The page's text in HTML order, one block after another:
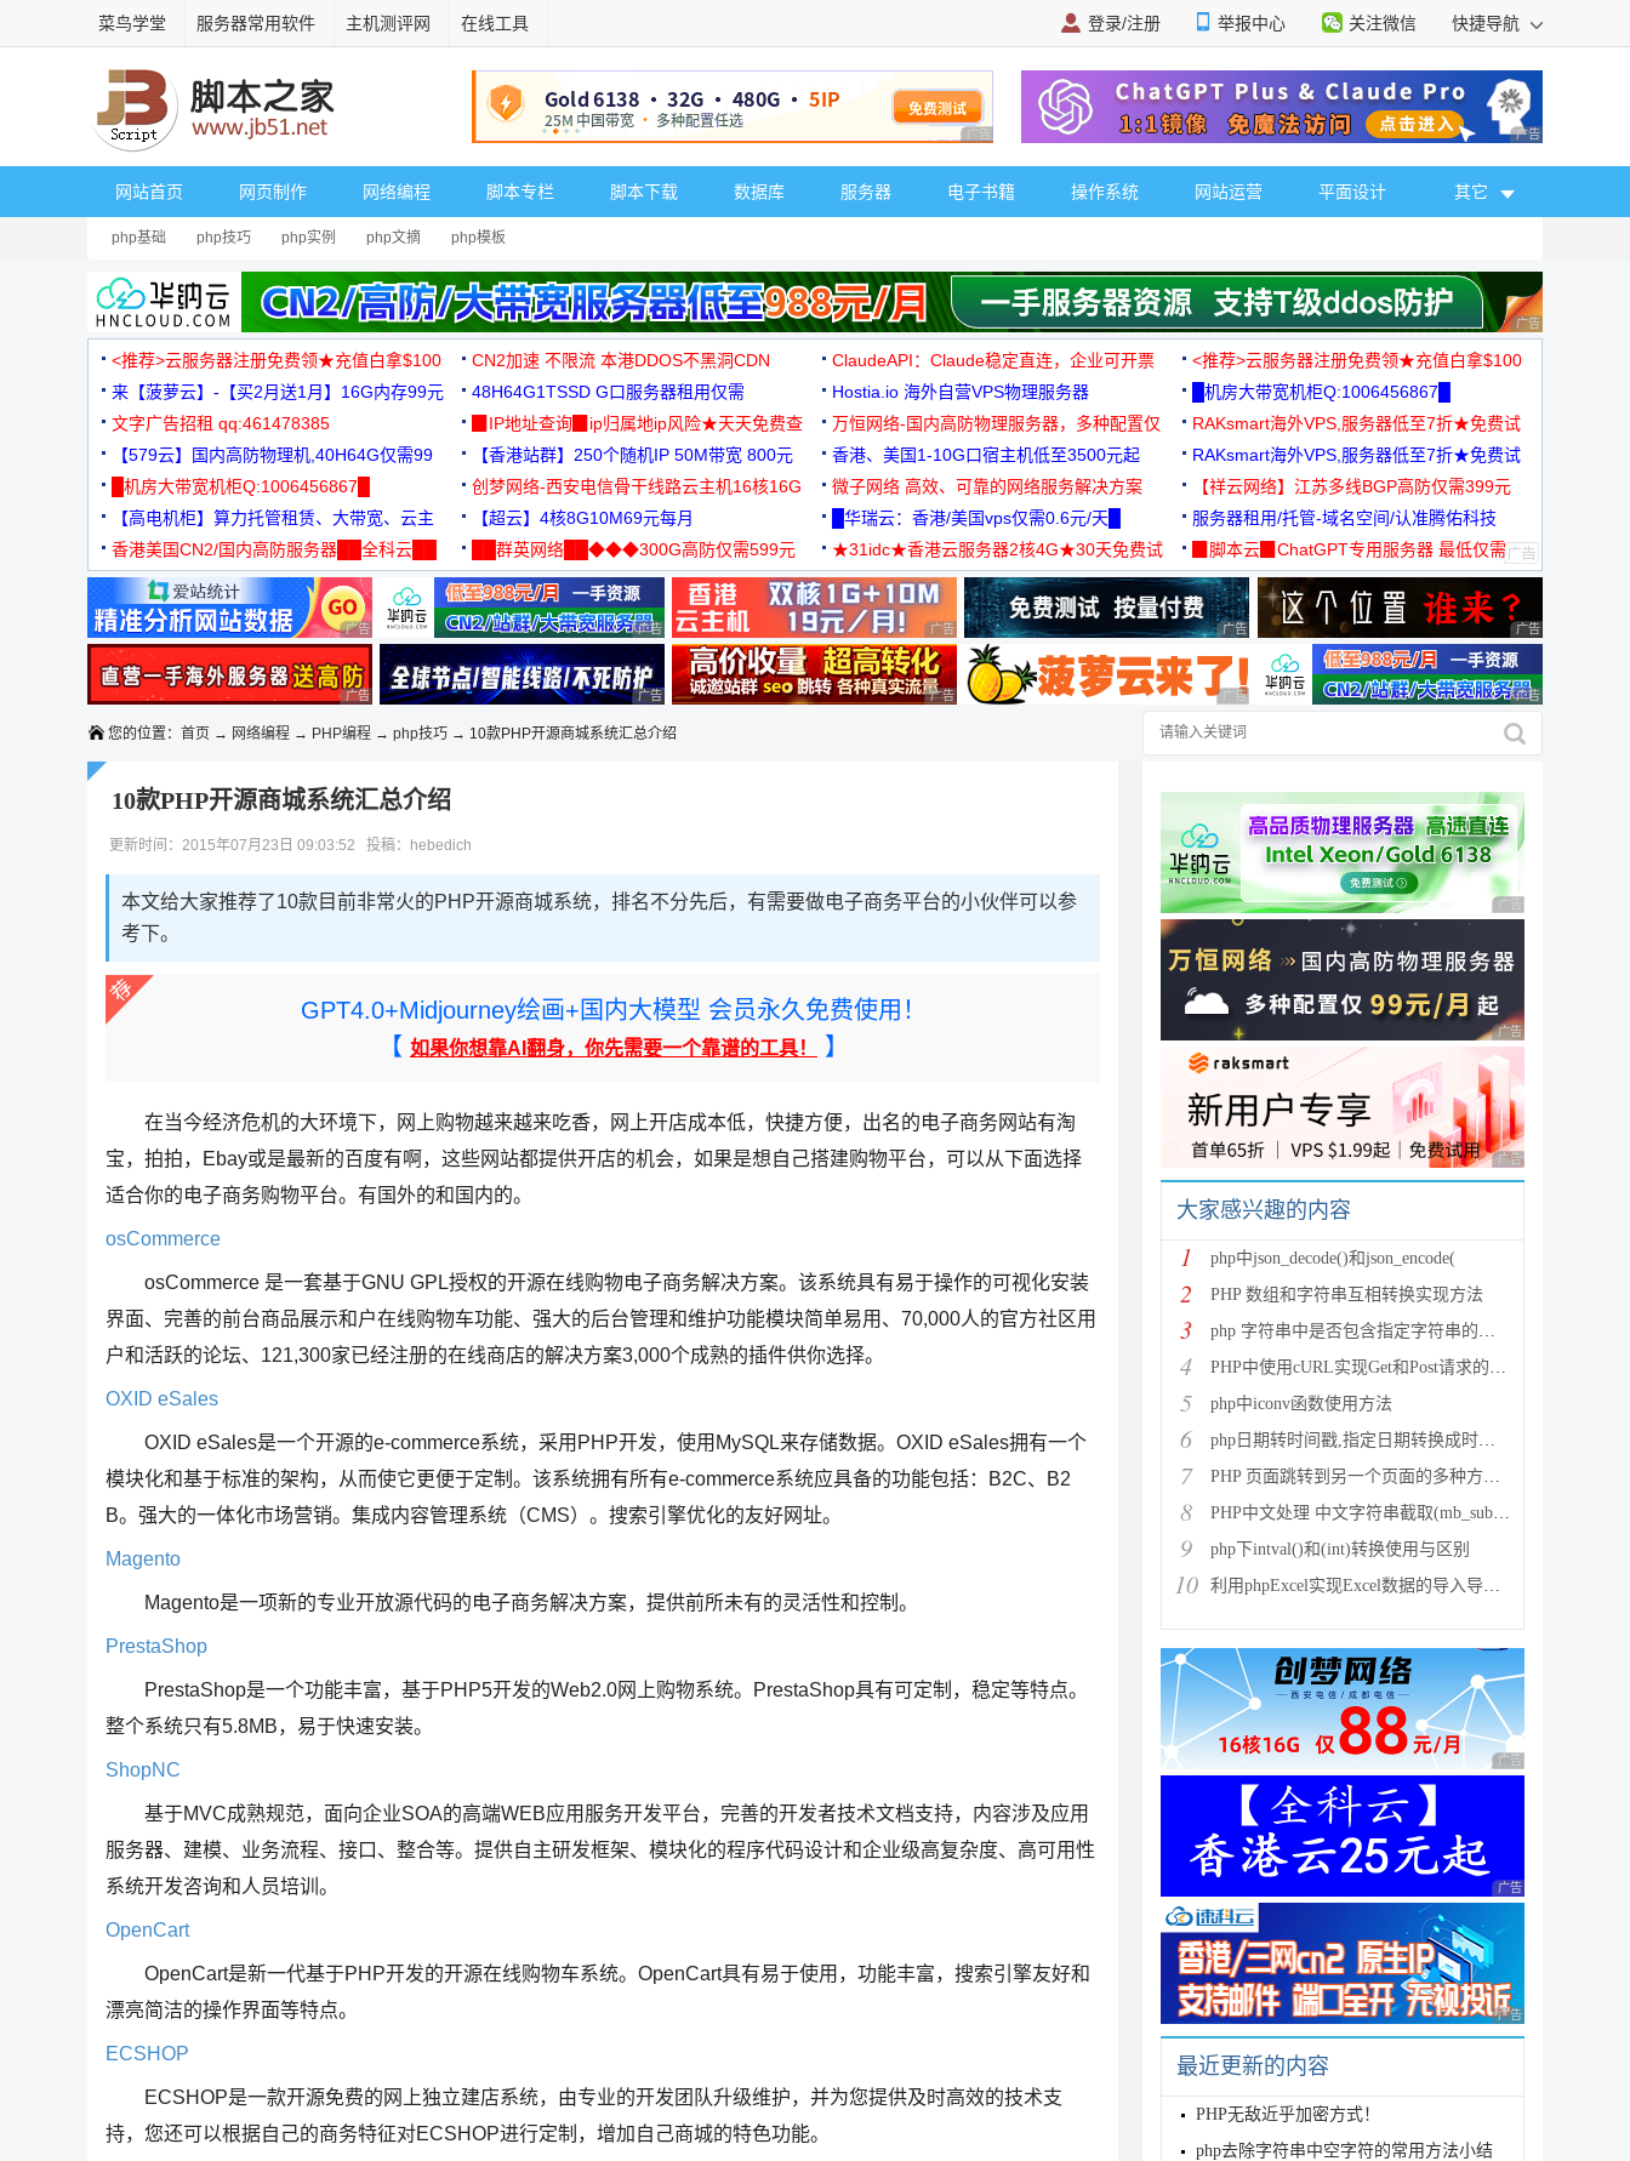
菜鸟学堂 服务器常用软件 主机测评网 在线工具 登录/注册 举报中心 关注微信 快捷导航
广告 商业广告，理性选择 广告 商业广告，理
网站首页 网页制作 网络编程 脚本专栏 脚本下载 数据库 服务器 电子书籍 操作系统 网站运营 平面设计 其它
php基础 php技巧 php实例 php文摘 php模板
广告 商业广告，理
<推荐>云服务器注册免费领★充值白拿$100 CN2加速 不限流 本港DDOS不黑洞CDN ClaudeAPI：Claude稳定直连，企业可开票
<推荐>云服务器注册免费领★充值白拿$100
来【菠萝云】-【买2月送1月】16G内存99元
48H64G1TSSD G口服务器租用仅需
3000+可免费测试
Hostia.io 海外自营VPS物理服务器
█机房大带宽机柜Q:1006456867█
文字广告招租 qq:461478385
▉IP地址查询▉ip归属地ip风险★天天免费查
万恒网络-国内高防物理服务器，多种配置仅
99元/月起
RAKsmart海外VPS,服务器低至7折★免费试
用★
【579云】国内高防物理机,40H64G仅需99
元
【香港站群】250个随机IP 50M带宽 800元 香港、美国1-10G口宿主机低至3500元起
RAKsmart海外VPS,服务器低至7折★免费试
用★
█机房大带宽机柜Q:1006456867█
创梦网络-西安电信骨干线路云主机16核16G
88元/月
微子网络 高效、可靠的网络服务解决方案
【祥云网络】江苏多线BGP高防仅需399元
【高电机柜】算力托管租赁、大带宽、云主
机
【超云】4核8G10M69元每月 █华瑞云：香港/美国vps仅需0.6元/天█
服务器租用/托管-域名空间/认准腾佑科技
香港美国CN2/国内高防服务器██全科云██
██群英网络██◆◆◆300G高防仅需599元
◆◆◆
★31idc★香港云服务器2核4G★30天免费试
用◆
▉脚本云▉ChatGPT专用服务器 最低仅需
19元/月
广告 商业广告，理性选择 广告 商业广告，理性选择 广告 商业广告，理性选择 广告 商业广告，理性选择 广告 商业广告，理
广告 商业广告，理性选择 广告 商业广告，理性选择 广告 商业广告，理性选择 广告 商业广告，理性选择 广告 商业广告，理
您的位置： 首页 → 网络编程 → PHP编程 → php技巧 → 10款PHP开源商城系统汇总介绍
10款PHP开源商城系统汇总介绍
更新时间：2015年07月23日 09:03:52 投稿：hebedich
本文给大家推荐了10款目前非常火的PHP开源商城系统，排名不分先后，有需要做电子商务平台的小伙伴可以参
考下。
GPT4.0+Midjourney绘画+国内大模型 会员永久免费使用！
【 如果你想靠AI翻身，你先需要一个靠谱的工具！ 】
在当今经济危机的大环境下，网上购物越来越来吃香，网上开店成本低，快捷方便，出名的电子商务网站有淘
宝，拍拍，Ebay或是最新的百度有啊，这些网站都提供开店的机会，如果是想自己搭建购物平台，可以从下面选择
适合你的电子商务购物平台。有国外的和国内的。
osCommerce
osCommerce 是一套基于GNU GPL授权的开源在线购物电子商务解决方案。该系统具有易于操作的可视化安装
界面、完善的前台商品展示和户在线购物车功能、强大的后台管理和维护功能模块简单易用、70,000人的官方社区用
户和活跃的论坛、121,300家已经注册的在线商店的解决方案3,000个成熟的插件供你选择。
OXID eSales
OXID eSales是一个开源的e-commerce系统，采用PHP开发，使用MySQL来存储数据。OXID eSales拥有一个
模块化和基于标准的架构，从而使它更便于定制。该系统拥有所有e-commerce系统应具备的功能包括：B2C、B2
B。强大的一体化市场营销。集成内容管理系统（CMS）。搜索引擎优化的友好网址。
Magento
Magento是一项新的专业开放源代码的电子商务解决方案，提供前所未有的灵活性和控制。
PrestaShop
PrestaShop是一个功能丰富，基于PHP5开发的Web2.0网上购物系统。PrestaShop具有可定制，稳定等特点。
整个系统只有5.8MB，易于快速安装。
ShopNC
基于MVC成熟规范，面向企业SOA的高端WEB应用服务开发平台，完善的开发者技术文档支持，内容涉及应用
服务器、建模、业务流程、接口、整合等。提供自主研发框架、模块化的程序代码设计和企业级高复杂度、高可用性
系统开发咨询和人员培训。
OpenCart
OpenCart是新一代基于PHP开发的开源在线购物车系统。OpenCart具有易于使用，功能丰富，搜索引擎友好和
漂亮简洁的操作界面等特点。
ECSHOP
ECSHOP是一款开源免费的网上独立建店系统，由专业的开发团队升级维护，并为您提供及时高效的技术支
持，您还可以根据自己的商务特征对ECSHOP进行定制，增加自己商城的特色功能。
广告 商业广告，理性
广告 商业广告，理性
广告 商业广告，理性
大家感兴趣的内容
1 php中json_decode()和json_encode(
2 PHP 数组和字符串互相转换实现方法
3 php 字符串中是否包含指定字符串的多种方法
4 PHP中使用cURL实现Get和Post请求的方法
5 php中iconv函数使用方法
6 php日期转时间戳,指定日期转换成时间戳
7 PHP 页面跳转到另一个页面的多种方法方法总结
8 PHP中文处理 中文字符串截取(mb_substr)和获取中
9 php下intval()和(int)转换使用与区别
10 利用phpExcel实现Excel数据的导入导出(全步骤详细
广告 商业广告，理性
广告 商业广告，理性
广告 商业广告，理性
最近更新的内容
PHP无敌近乎加密方式！
php去除字符串中空字符的常用方法小结